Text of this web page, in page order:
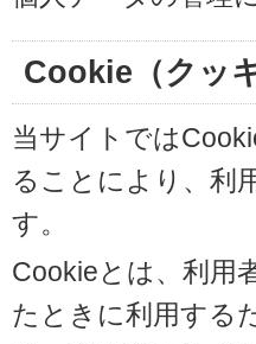
Cookie（クッ
当サイトでは
ることにより、利
す。
Cookieとは、利用
たときに利用する